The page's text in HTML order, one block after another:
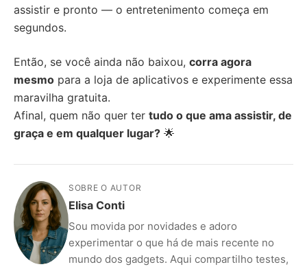
assistir e pronto — o entretenimento começa em
segundos.
Então, se você ainda não baixou, corra agora
mesmo para a loja de aplicativos e experimente essa
maravilha gratuita.
Afinal, quem não quer ter tudo o que ama assistir, de
graça e em qualquer lugar? 🌟
SOBRE O AUTOR
Elisa Conti
Sou movida por novidades e adoro
experimentar o que há de mais recente no
mundo dos gadgets. Aqui compartilho testes,